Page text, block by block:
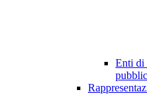
Enti di